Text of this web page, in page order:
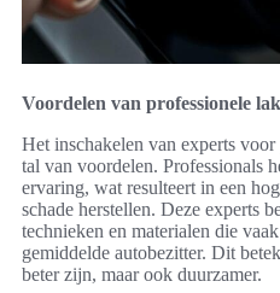
Voordelen van professionele
Het inschakelen van experts
tal van voordelen. Professionals
ervaring, wat resulteert in een
schade herstellen. Deze experts
technieken en materialen die
gemiddelde autobezitter. Dit
beter zijn, maar ook duurzamer.